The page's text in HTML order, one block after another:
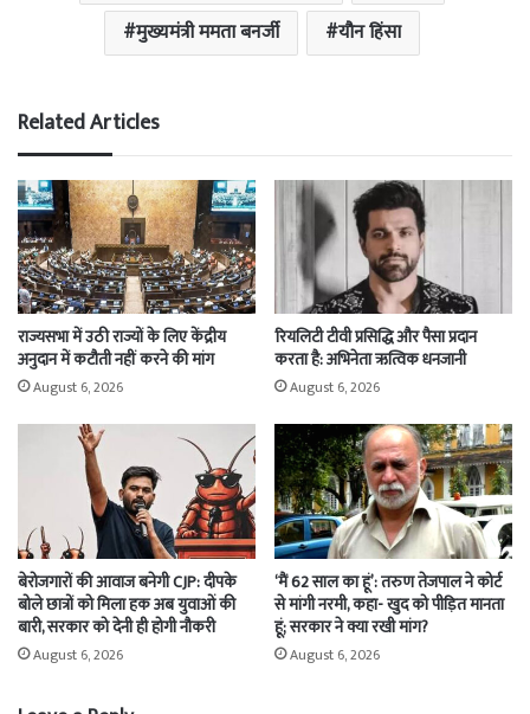
मुख्यमंत्री ममता बनर्जी
यौन हिंसा
Related Articles
राज्यसभा में उठी राज्यों के लिए केंद्रीय
अनुदान में कटौती नहीं करने की मांग
August 6, 2026
रियलिटी टीवी प्रसिद्धि और पैसा प्रदान
करता है: अभिनेता ऋत्विक धनजानी
August 6, 2026
बेरोजगारों की आवाज बनेगी CJP: दीपके
बोले छात्रों को मिला हक अब युवाओं की
बारी, सरकार को देनी ही होगी नौकरी
August 6, 2026
‘मैं 62 साल का हूं’: तरुण तेजपाल ने कोर्ट
से मांगी नरमी, कहा- खुद को पीड़ित मानता
हूं; सरकार ने क्या रखी मांग?
August 6, 2026